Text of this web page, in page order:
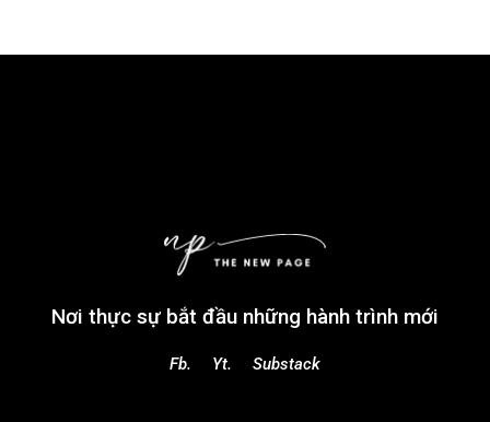
Nơi thực sự bắt đầu những hành trình mới
Fb. Yt. Substack